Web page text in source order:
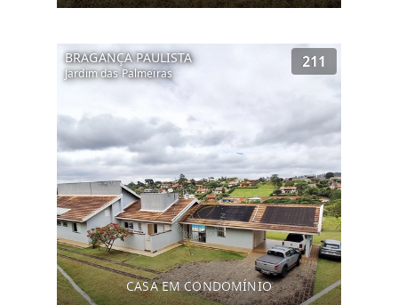
BRAGANÇA PAULISTA
Jardim das Palmeiras
211
CASA EM CONDOMÍNIO